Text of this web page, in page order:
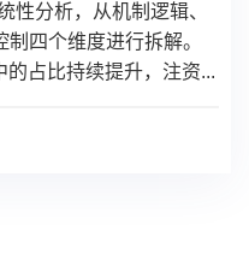
性分析，从机制逻辑、
四个维度进行拆解。
占比持续提升，注资...